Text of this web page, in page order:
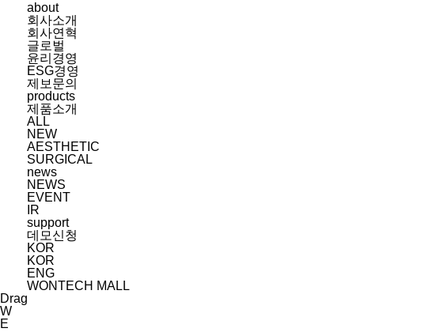
about
회사소개
회사연혁
글로벌
윤리경영
ESG경영
제보문의
products
제품소개
ALL
NEW
AESTHETIC
SURGICAL
news
NEWS
EVENT
IR
support
데모신청
KOR
KOR
ENG
WONTECH MALL
Drag
W
E